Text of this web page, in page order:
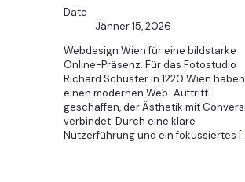
Date
Jänner 15, 2026
Webdesign Wien für eine bildstarke
Online-Präsenz. Für das Fotostudio
Richard Schuster in 1220 Wien
einen modernen Web-Auftritt
geschaffen, der Ästhetik mit
verbindet. Durch eine klare
Nutzerführung und ein fokussiertes